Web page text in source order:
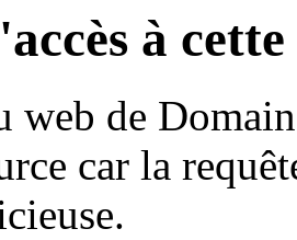
à
web de
car la